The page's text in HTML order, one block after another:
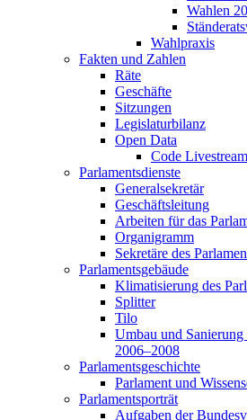
Wahlen
Wahlpraxis
Fakten und Zahlen
Räte
Geschäfte
Sitzungen
Legislaturbilanz
Open Data
Code
Parlamentsdienste
Generalsekretär
Geschäftsleitung
Arbeiten für das
Organigramm
Sekretäre des
Parlamentsgebäude
Klimatisierung des
Splitter
Tilo
Umbau und Sanierung
2006–2008
Parlamentsgeschichte
Parlament und
Parlamentsporträt
Aufgaben der